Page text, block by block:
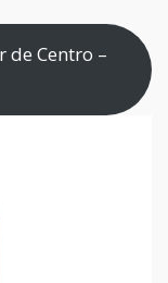
de Centro –